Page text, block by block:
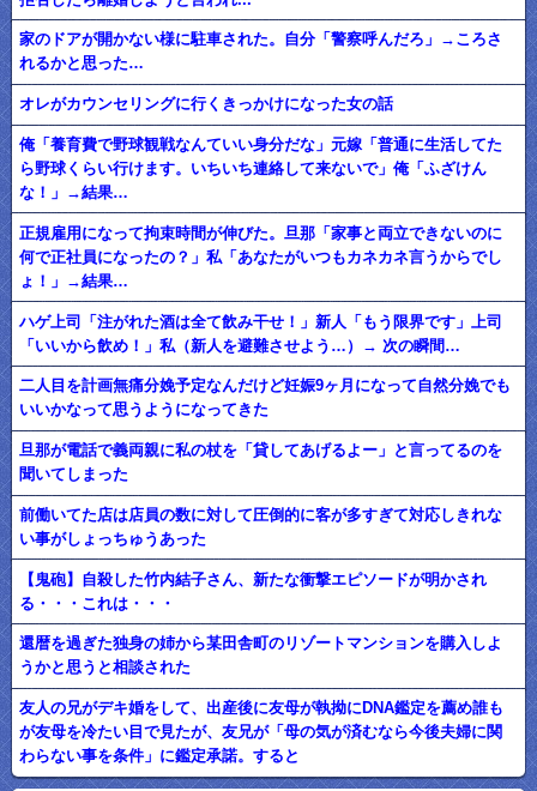
家のドアが開かない様に駐車された。自分「警察呼んだろ」→ころさ
れるかと思った…
オレがカウンセリングに行くきっかけになった女の話
俺「養育費で野球観戦なんていい身分だな」元嫁「普通に生活してた
ら野球くらい行けます。いちいち連絡して来ないで」俺「ふざけん
な！」→結果…
正規雇用になって拘束時間が伸びた。旦那「家事と両立できないのに
何で正社員になったの？」私「あなたがいつもカネカネ言うからでし
ょ！」→結果…
ハゲ上司「注がれた酒は全て飲み干せ！」新人「もう限界です」上司
「いいから飲め！」私（新人を避難させよう…）→ 次の瞬間…
二人目を計画無痛分娩予定なんだけど妊娠9ヶ月になって自然分娩でも
いいかなって思うようになってきた
旦那が電話で義両親に私の杖を「貸してあげるよー」と言ってるのを
聞いてしまった
前働いてた店は店員の数に対して圧倒的に客が多すぎて対応しきれな
い事がしょっちゅうあった
【鬼砲】自殺した竹内結子さん、新たな衝撃エピソードが明かされ
る・・・これは・・・
還暦を過ぎた独身の姉から某田舎町のリゾートマンションを購入しよ
うかと思うと相談された
友人の兄がデキ婚をして、出産後に友母が執拗にDNA鑑定を薦め誰も
が友母を冷たい目で見たが、友兄が「母の気が済むなら今後夫婦に関
わらない事を条件」に鑑定承諾。すると